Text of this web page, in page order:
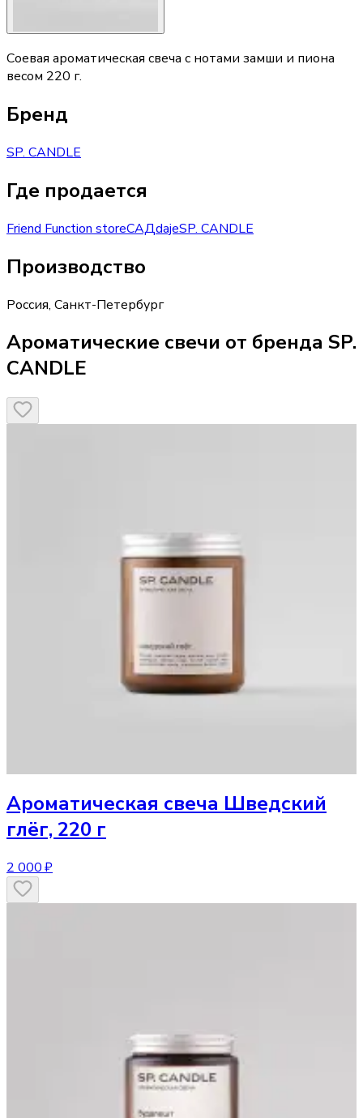
Соевая ароматическая свеча с нотами замши и пиона
весом 220 г.
Бренд
SP. CANDLE
Где продается
Friend Function storeСАДdajeSP. CANDLE
Производство
Россия, Санкт-Петербург
Ароматические свечи от бренда SP.
CANDLE
Ароматическая свеча Шведский
глёг, 220 г
2 000 ₽